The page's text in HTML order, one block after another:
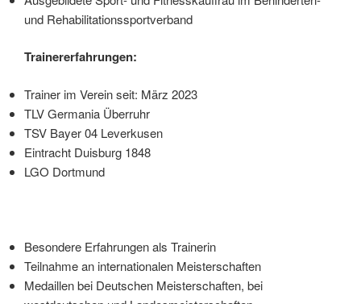
und Rehabilitationssportverband
Trainererfahrungen:
Trainer im Verein seit: März 2023
TLV Germania Überruhr
TSV Bayer 04 Leverkusen
Eintracht Duisburg 1848
LGO Dortmund
Besondere Erfahrungen als Trainerin
Teilnahme an internationalen Meisterschaften
Medaillen bei Deutschen Meisterschaften, bei